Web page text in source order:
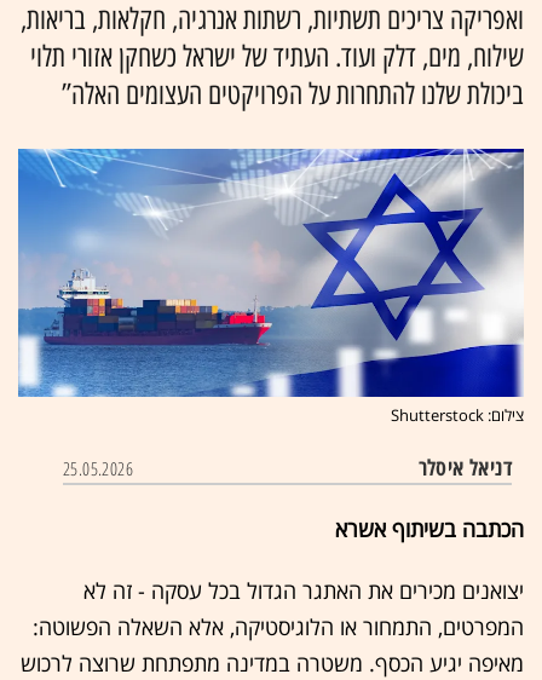
ואפריקה צריכים תשתיות, רשתות אנרגיה, חקלאות, בריאות,
שילוח, מים, דלק ועוד. העתיד של ישראל כשחקן אזורי תלוי
ביכולת שלנו להתחרות על הפרויקטים העצומים האלה”
צילום: Shutterstock
דניאל איסלר 25.05.2026
הכתבה בשיתוף אשרא
יצואנים מכירים את האתגר הגדול בכל עסקה - זה לא
המפרטים, התמחור או הלוגיסטיקה, אלא השאלה הפשוטה:
מאיפה יגיע הכסף. משטרה במדינה מתפתחת שרוצה לרכוש